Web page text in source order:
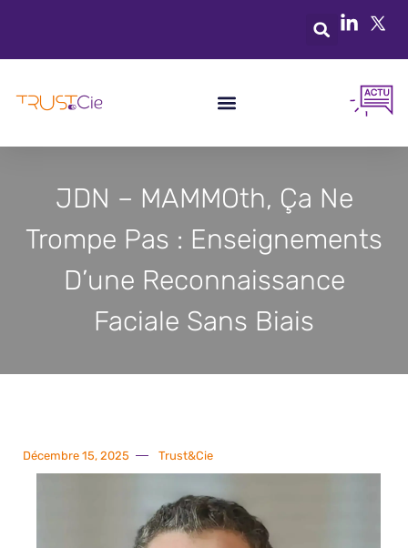
JDN – MAMMOth, Ça Ne
Trompe Pas : Enseignements
D’une Reconnaissance
Faciale Sans Biais
Décembre 15, 2025 Trust&Cie